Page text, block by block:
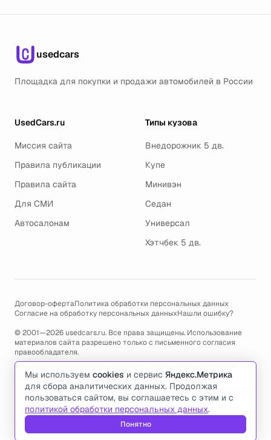
usedcars
Площадка для покупки и продажи автомобилей в России
UsedCars.ru
Миссия сайта
Правила публикации
Правила сайта
Для СМИ
Автосалонам
Типы кузова
Внедорожник 5 дв.
Купе
Минивэн
Седан
Универсал
Хэтчбек 5 дв.
Договор-офертаПолитика обработки персональных данных
Согласие на обработку персональных данныхНашли ошибку?
© 2001—2026 usedcars.ru. Все права защищены. Использование
материалов сайта разрешено только с письменного согласия
правообладателя.
Пользуясь сайтом, вы соглашаетесь с использованием cookies и
политикой обработки персональных данных.
По всем вопросам связанным с работой сайта, ошибками, глюками
и проблемами обращайтесь по адресу электронной почты
support@usedcars.ruили пишите в телеграм@usedcarsru_support
Мы используем cookies и сервис Яндекс.Метрика
для сбора аналитических данных. Продолжая
пользоваться сайтом, вы соглашаетесь с этим и с
политикой обработки персональных данных.
Понятно